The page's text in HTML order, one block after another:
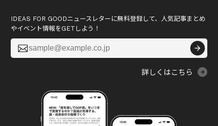
IDEAS FOR GOODニュースレターに無料登録して、人気記事まとめ
やイベント情報をGETしよう！

詳しくはこちら